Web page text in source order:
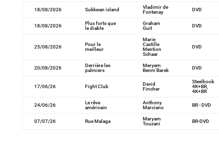
18/08/2026 Sukkwan island
Vladimir de
Fontenay
DVD
18/08/2026
Plus forts que
le diable
Graham
Guit
DVD
25/08/2026
Pour le
meilleur
Marie
Castille
Mention
Schaar
DVD
20/08/2026
Derrière les
palmiers
Meryem
Benm’Barek
DVD
17/06/26 Fight Club
David
Fincher
Steelbook
4K+BR,
4K+BR
24/06/26
Le rêve
américain
Anthony
Marciano
BR - DVD
07/07/26 Rue Malaga
Maryam
Touzani
BR-DVD